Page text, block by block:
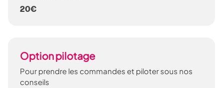
20€
Option pilotage
Pour prendre les commandes et piloter sous nos
conseils